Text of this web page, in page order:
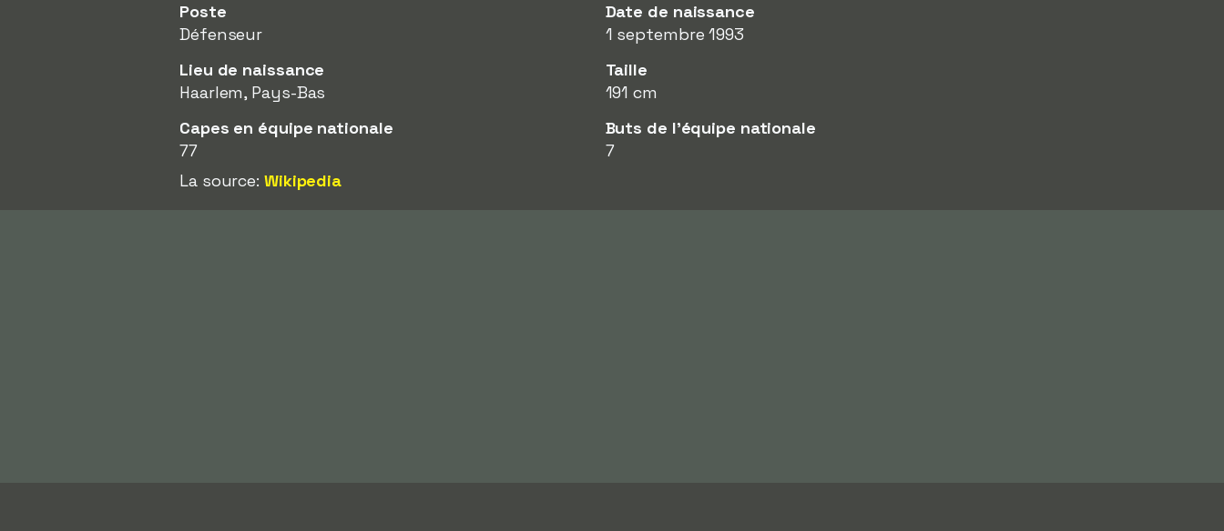
Poste
Défenseur
Date de naissance
1 septembre 1993
Lieu de naissance
Haarlem, Pays-Bas
Taille
191 cm
Capes en équipe nationale
77
Buts de l'équipe nationale
7
La source: Wikipedia